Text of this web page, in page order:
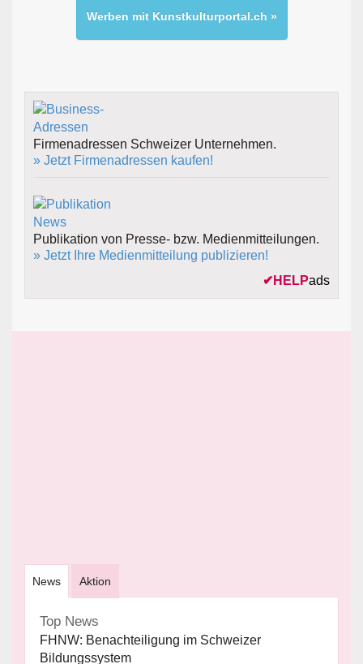
Werben mit Kunstkulturportal.ch »
Firmenadressen Schweizer Unternehmen.
» Jetzt Firmenadressen kaufen!
Publikation von Presse- bzw. Medienmitteilungen.
» Jetzt Ihre Medienmitteilung publizieren!
✔ HELPads
News Aktion
Top News
FHNW: Benachteiligung im Schweizer
Bildungssystem